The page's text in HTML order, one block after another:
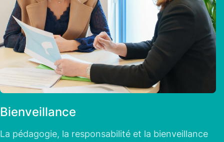
Bienveillance
La pédagogie, la responsabilité et la bienveillance